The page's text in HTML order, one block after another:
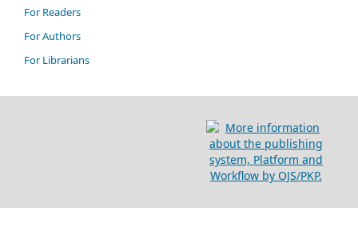
For Readers
For Authors
For Librarians